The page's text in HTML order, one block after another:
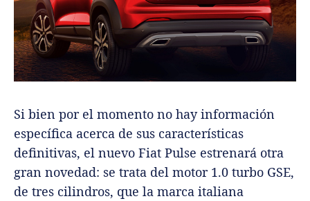
Si bien por el momento no hay información
específica acerca de sus características
definitivas, el nuevo Fiat Pulse estrenará otra
gran novedad: se trata del motor 1.0 turbo GSE,
de tres cilindros, que la marca italiana